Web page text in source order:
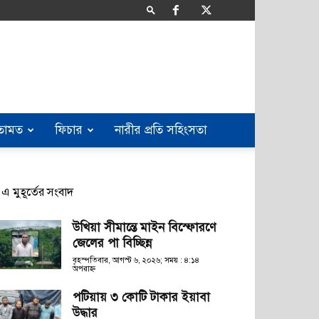
ফিচার নারীর প্রতি সহিংসতা
এ মুহূর্তের সংবাদ
উখিয়া সীমান্তে মাইন বিস্ফোরণে
জেলের পা বিচ্ছিন্ন
বৃহস্পতিবার, আগস্ট ৬, ২০২৬; সময় : ৪:১৪
অপরাহ্ণ
পটিয়ায় ৩ কোটি টাকার ইয়াবা
উদ্ধার